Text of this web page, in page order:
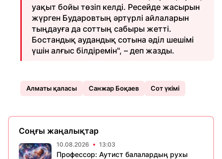
уақыт бойы төзіп келді. Ресейде жасырын
жүрген Бударовтың әртүрлі айлаларын
тыңдауға да соттың сабыры жетті.
Бостандық аудандық сотына әділ шешімі
үшін алғыс білдіремін", – деп жазды.
Алматы қаласы Санжар Боқаев Сот үкімі
Соңғы жаңалықтар
10.08.2026 13:03
Профессор: Аутист балалардың рухы